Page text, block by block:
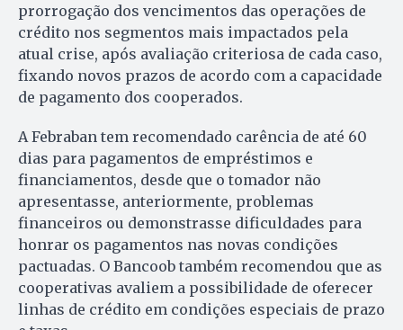
prorrogação dos vencimentos das operações de
crédito nos segmentos mais impactados pela
atual crise, após avaliação criteriosa de cada caso,
fixando novos prazos de acordo com a capacidade
de pagamento dos cooperados.
A Febraban tem recomendado carência de até 60
dias para pagamentos de empréstimos e
financiamentos, desde que o tomador não
apresentasse, anteriormente, problemas
financeiros ou demonstrasse dificuldades para
honrar os pagamentos nas novas condições
pactuadas. O Bancoob também recomendou que as
cooperativas avaliem a possibilidade de oferecer
linhas de crédito em condições especiais de prazo